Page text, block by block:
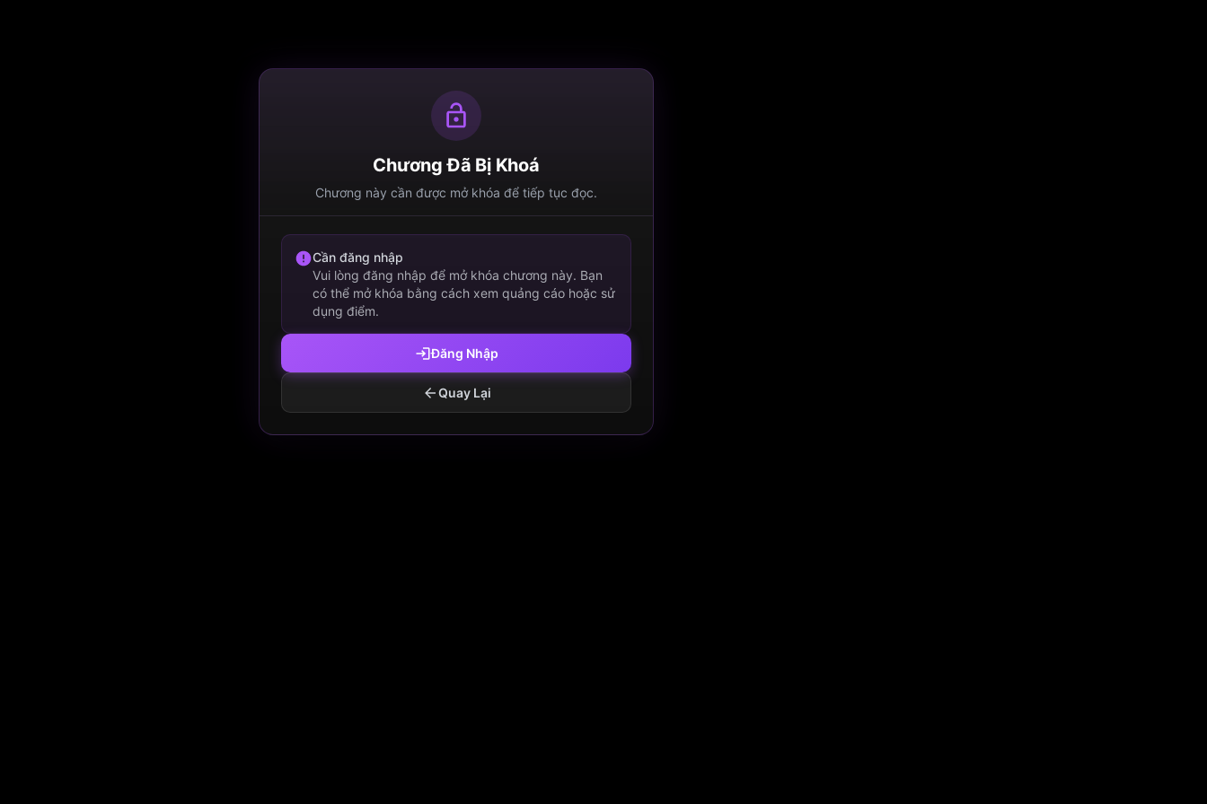
Chương Đã Bị Khoá
Chương này cần được mở khóa để tiếp tục đọc.
Cần đăng nhập
Vui lòng đăng nhập để mở khóa chương này. Bạn
có thể mở khóa bằng cách xem quảng cáo hoặc sử
dụng điểm.
Đăng Nhập
Quay Lại